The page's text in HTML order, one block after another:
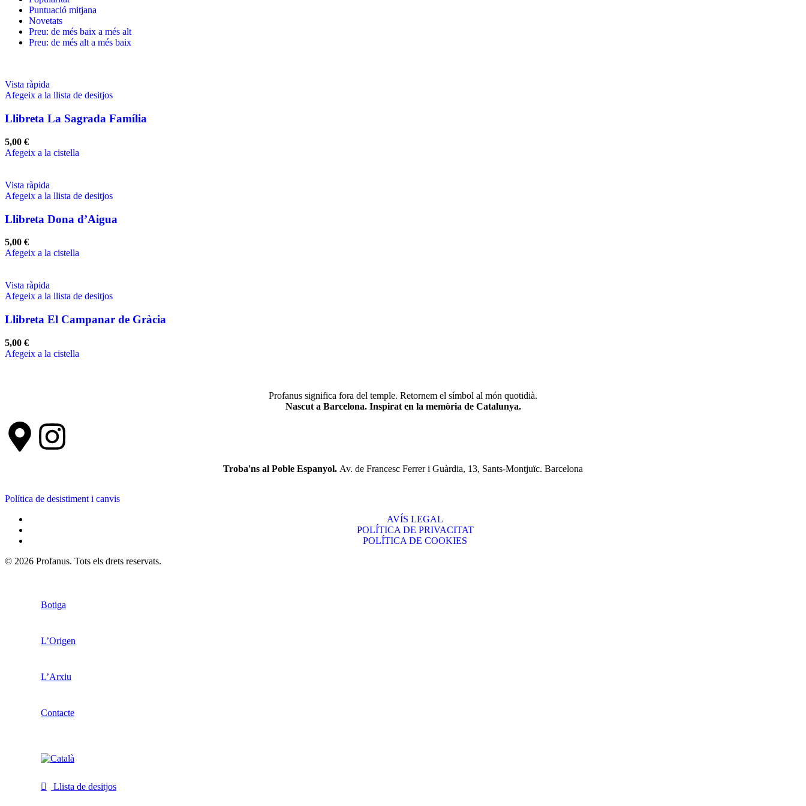
Puntuació mitjana
Novetats
Preu: de més baix a més alt
Preu: de més alt a més baix
Vista ràpida
Afegeix a la llista de desitjos
Llibreta La Sagrada Família
5,00 €
Afegeix a la cistella
Vista ràpida
Afegeix a la llista de desitjos
Llibreta Dona d’Aigua
5,00 €
Afegeix a la cistella
Vista ràpida
Afegeix a la llista de desitjos
Llibreta El Campanar de Gràcia
5,00 €
Afegeix a la cistella
Profanus significa fora del temple. Retornem el símbol al món quotidià.
Nascut a Barcelona. Inspirat en la memòria de Catalunya.
Troba'ns al Poble Espanyol. Av. de Francesc Ferrer i Guàrdia, 13, Sants-Montjuïc. Barcelona
Política de desistiment i canvis
AVÍS LEGAL
POLÍTICA DE PRIVACITAT
POLÍTICA DE COOKIES
© 2026 Profanus. Tots els drets reservats.
Botiga
L’Origen
L’Arxiu
Contacte
Llista de desitjos